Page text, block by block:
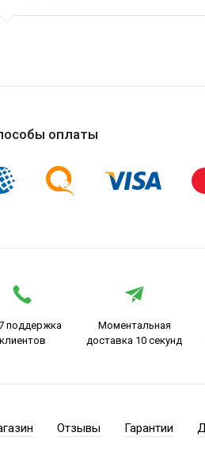
оплаты
поддержка
клиентов
Моментальная
доставка 10 секунд
Отзывы Гарантии